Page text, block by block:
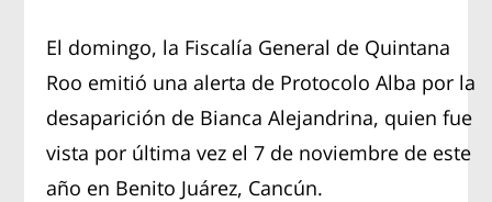
El domingo, la Fiscalía General de Quintana
Roo emitió una alerta de Protocolo Alba por la
desaparición de Bianca Alejandrina, quien fue
vista por última vez el 7 de noviembre de este
año en Benito Juárez, Cancún.